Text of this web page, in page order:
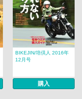
BIKEJIN/培倶人 2016年
12月号
購入